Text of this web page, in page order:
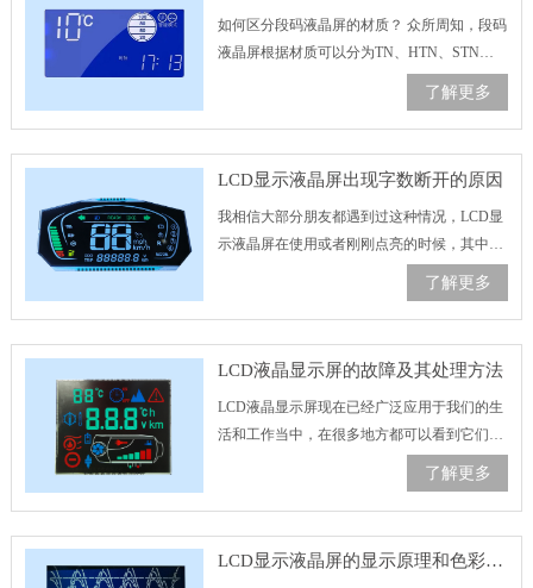
如何区分段码液晶屏的材质？ 众所周知，段码
液晶屏根据材质可以分为TN、HTN、STN、
样的，但肉眼只能分辨出VA屏(VA屏都是黑膜
的，容易识别)，其实……
了解更多
LCD显示液晶屏出现字数断开的原因
我相信大部分朋友都遇到过这种情况，LCD显
示液晶屏在使用或者刚刚点亮的时候，其中的
以肯定的是，这是一种……
了解更多
LCD液晶显示屏的故障及其处理方法
LCD液晶显示屏现在已经广泛应用于我们的生
活和工作当中，在很多地方都可以看到它们的
身影，如何处理LCD液晶显示屏出现的一些故
障？今天就给大家介绍一些常见的LCD液晶显
示屏会出现的故障及其处理方法。 ……
了解更多
LCD显示液晶屏的显示原理和色彩显示方法的区别